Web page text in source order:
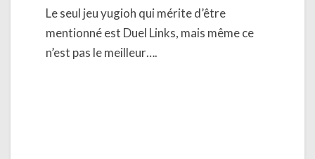
Le seul jeu yugioh qui mérite d’être
mentionné est Duel Links, mais même ce
n’est pas le meilleur….